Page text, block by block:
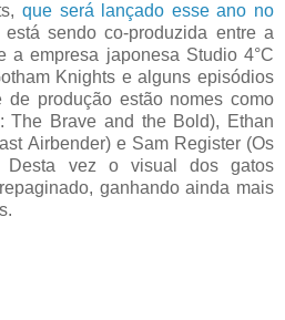
que será lançado esse ano no
sendo co-produzida entre a
a empresa japonesa Studio 4°C
Knights e alguns episódios
de produção estão nomes como
The Brave and the Bold), Ethan
Airbender) e Sam Register (Os
Desta vez o visual dos gatos
ganhando ainda mais